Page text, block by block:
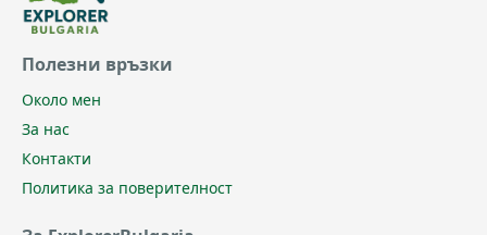
Полезни връзки
Около мен
За нас
Контакти
Политика за поверителност